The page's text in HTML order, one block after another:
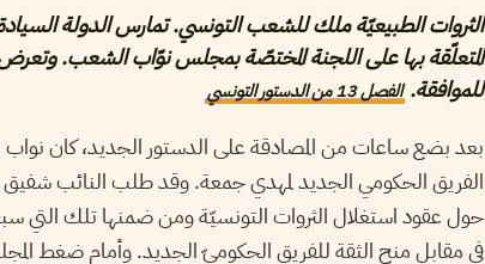
الثروات الطبيعيّة ملك للشعب التونسي. تمارس الدولة
المتعلّقة بها على اللجنة المختصّة بمجلس نوّاب الشعب. وتعرض
للموافقة.الفصل 13 من الدستور التونسي
بعد بضع ساعات من المصادقة على الدستور الجديد، كان
الفريق الحكومي الجديد لمهدي جمعة. وقد طلب النائب شفيق
حول عقود استغلال الثروات التونسيّة ومن ضمنها تلك التي
في مقابل منح الثقة للفريق الحكوميّ الجديد. وأمام ضغط